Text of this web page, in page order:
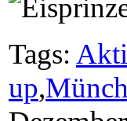
Tags:
up,